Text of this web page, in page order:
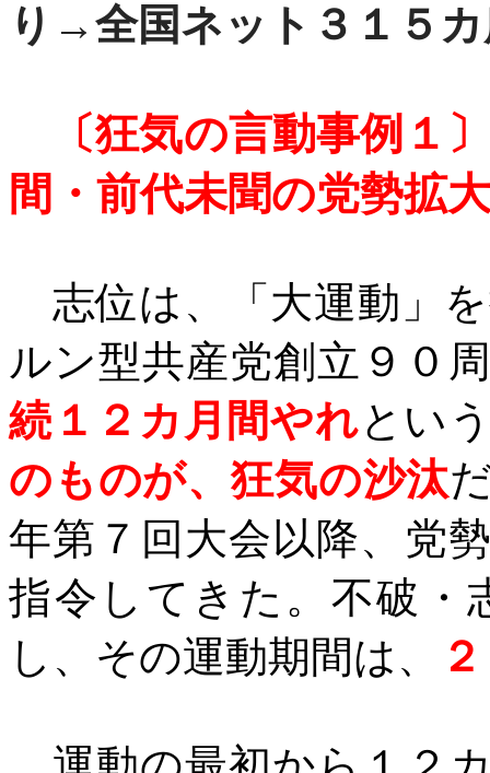
り→全国ネット３１５
〔狂気の言動事例１
間・前代未聞の党勢拡
志位は、「大運動」
ルン型共産党創立９０
続１２カ月間やれとい
のものが、狂気の沙汰
年第７回大会以降、党
指令してきた。不破・
し、その運動期間は、